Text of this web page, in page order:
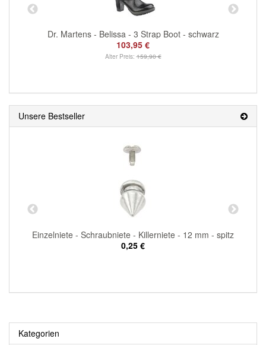
Dr. Martens - Belissa - 3 Strap Boot - schwarz
103,95 €
Alter Preis:159,90 €
Unsere Bestseller
Einzelniete - Schraubniete - Killerniete - 12 mm - spitz
0,25 €
Kategorien